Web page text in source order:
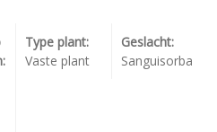
Type plant:
Vaste plant
Geslacht:
Sanguisorba